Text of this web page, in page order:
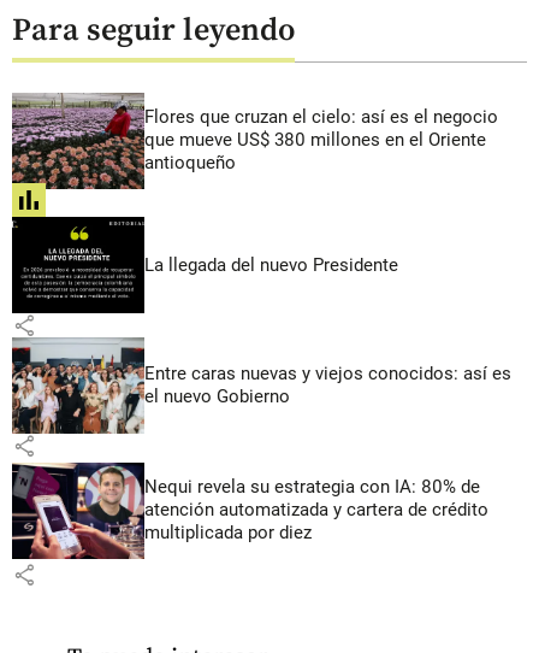
Para seguir leyendo
Flores que cruzan el cielo: así es el negocio
que mueve US$ 380 millones en el Oriente
antioqueño
share
La llegada del nuevo Presidente
share
Entre caras nuevas y viejos conocidos: así es
el nuevo Gobierno
share
Nequi revela su estrategia con IA: 80% de
atención automatizada y cartera de crédito
multiplicada por diez
share